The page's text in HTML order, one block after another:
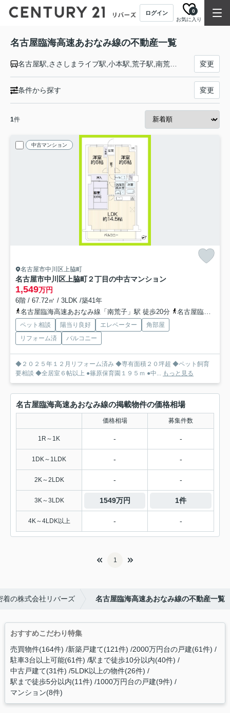
ログイン
お気に入り
0
名古屋臨海高速あおなみ線の不動産一覧
変更
条件から探す 変更
1件
中古マンション
名古屋市中川区上脇町
名古屋市中川区上脇町２丁目の中古マンション
1,549万円
6階 / 67.72㎡ / 3LDK /築41年
名古屋臨海高速あおなみ線「南荒子」駅 徒歩20分
名古屋臨海高速あおなみ線「荒子」駅 徒歩20分
ペット相談 陽当り良好 エレベーター
角部屋
リフォーム済
バルコニー
◆２０２５年１２月リフォーム済み ◆専有面積２０坪超 ◆ペット飼育
要相談 ◆全居室６帖以上 ●篠原保育園１９５ｍ ●中... もっと見る
名古屋臨海高速あおなみ線の掲載物件の価格相場
価格相場 募集件数
1R～1K - -
1DK～1LDK - -
2K～2LDK - -
3K～3LDK 1549万円 1件
4K～4LDK以上 - -
1
着の株式会社リバーズ 名古屋臨海高速あおなみ線の不動産一覧
おすすめこだわり特集
売買物件(164件) 新築戸建て(121件) 2000万円台の戸建(61件)
駐車3台以上可能(61件) 駅まで徒歩10分以内(40件)
中古戸建て(31件) 5LDK以上の物件(26件)
駅まで徒歩5分以内(11件) 1000万円台の戸建(9件)
マンション(8件)